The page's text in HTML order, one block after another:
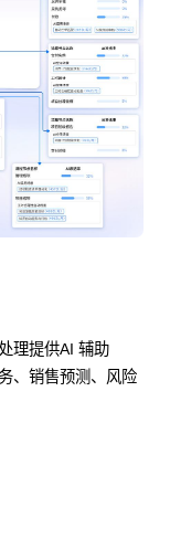
，清晰展示流程
处阶段
定位瓶颈并提供
方式即可快速定